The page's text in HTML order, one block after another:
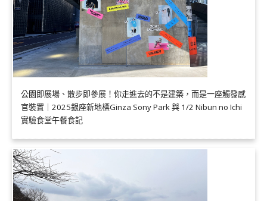
公園即展場、散步即參展！你走進去的不是建築，而是一座觸發感
官裝置｜2025銀座新地標Ginza Sony Park 與 1/2 Nibun no Ichi
實驗食堂午餐食記